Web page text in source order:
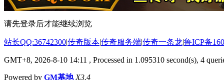
请先登录后才能继续浏览
站长QQ:36742300|传奇版本|传奇服务端|传奇一条龙|鲁ICP备
GMT+8, 2026-8-10 14:11 , Processed in 1.095310 second(s), 4
Powered by GM基地 X3.4